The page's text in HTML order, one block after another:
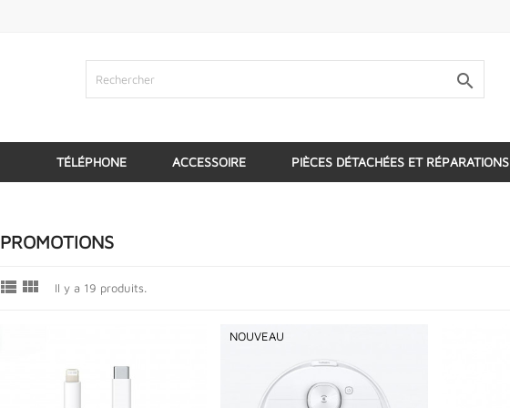

TÉLÉPHONE ACCESSOIRE PIÈCES DÉTACHÉES ET RÉPARATIONS
PROMOTIONS
  Il y a 19 produits.
NOUVEAU